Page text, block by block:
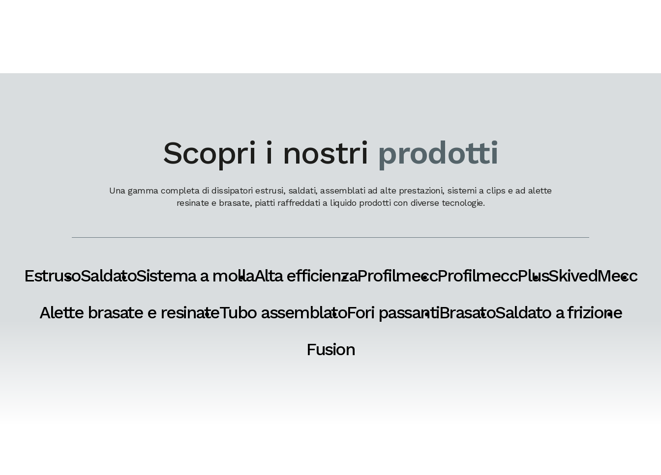
Scopri i nostri prodotti
Una gamma completa di dissipatori estrusi, saldati, assemblati ad alte prestazioni, sistemi a clips e ad alette
resinate e brasate, piatti raffreddati a liquido prodotti con diverse tecnologie.
EstrusoSaldatoSistema a mollaAlta efficienzaProfilmeccProfilmeccPlusSkivedMecc
Alette brasate e resinateTubo assemblatoFori passantiBrasatoSaldato a frizione
Fusion